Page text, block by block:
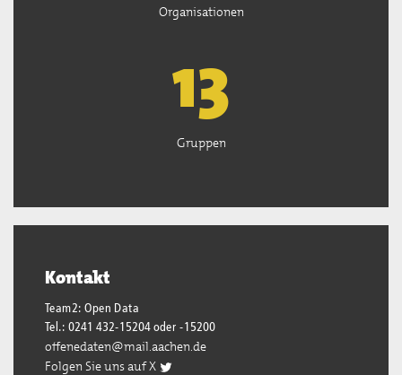
Organisationen
13
Gruppen
Kontakt
Team2: Open Data
Tel.: 0241 432-15204 oder -15200
offenedaten@mail.aachen.de
Folgen Sie uns auf X